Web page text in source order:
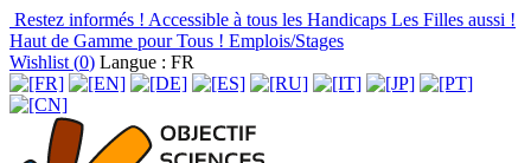
Restez informés ! Accessible à tous les Handicaps Les Filles aussi !
Haut de Gamme pour Tous ! Emplois/Stages
Wishlist (0) Langue : FR